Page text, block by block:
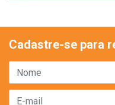
Cadastre-se para